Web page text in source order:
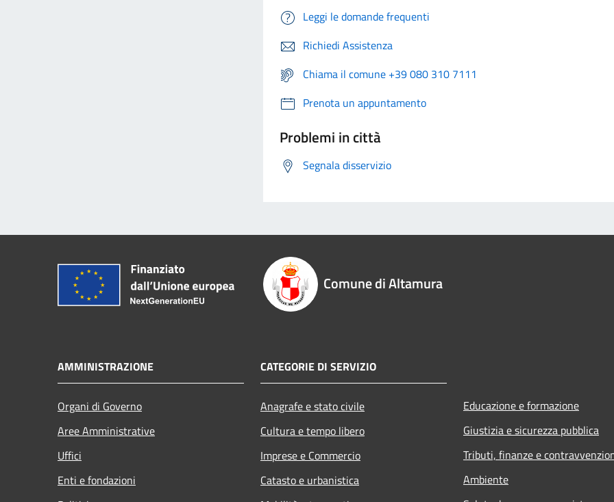
Leggi le domande frequenti
Richiedi Assistenza
Chiama il comune +39 080 310 7111
Prenota un appuntamento
Problemi in città
Segnala disservizio
Comune di Altamura
AMMINISTRAZIONE
Organi di Governo
Aree Amministrative
Uffici
Enti e fondazioni
CATEGORIE DI SERVIZIO
Anagrafe e stato civile
Cultura e tempo libero
Imprese e Commercio
Catasto e urbanistica
Educazione e formazione
Giustizia e sicurezza pubblica
Tributi, finanze e
Ambiente